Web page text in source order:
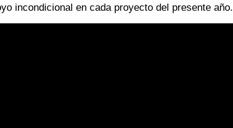
incondicional en cada proyecto del presente año.